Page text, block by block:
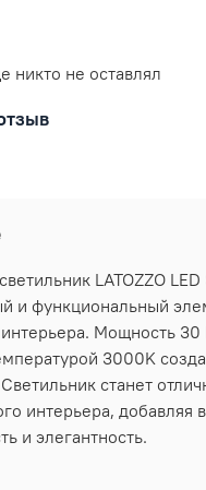
никто не оставлял
LATOZZO
и функциональный
Мощность 30
3000K
станет
интерьера, добавляя
и элегантность.